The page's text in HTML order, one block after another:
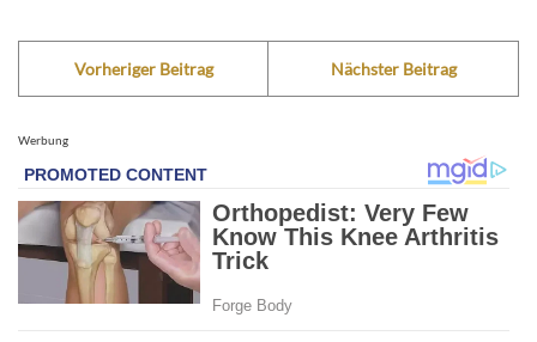
Vorheriger Beitrag Nächster Beitrag
Werbung